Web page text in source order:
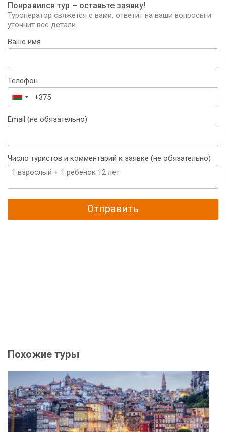
Понравился тур – оставьте заявку!
Туроператор свяжется с вами, ответит на ваши вопросы и
уточнит все детали.
Ваше имя
Телефон
Беларусь
+375
Email (не обязательно)
Число туристов и комментарий к заявке (не обязательно)
Отправить
Похожие туры